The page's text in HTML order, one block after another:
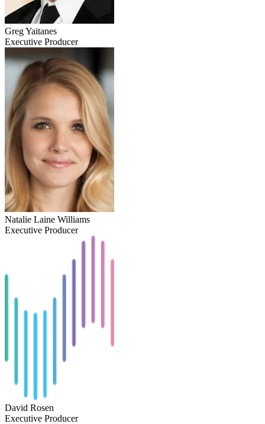
Greg Yaitanes
Executive Producer
Natalie Laine Williams
Executive Producer
David Rosen
Executive Producer